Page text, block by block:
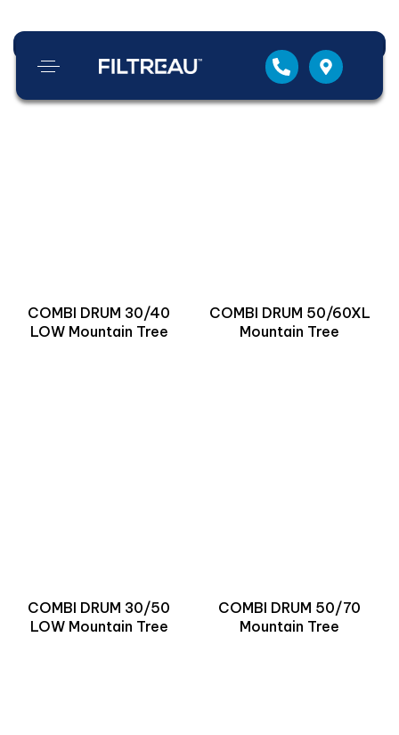
COMBI DRUM 30/40
LOW Mountain Tree
COMBI DRUM 50/60XL
Mountain Tree
COMBI DRUM 30/50
LOW Mountain Tree
COMBI DRUM 50/70
Mountain Tree